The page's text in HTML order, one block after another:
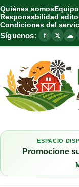
Quiénes somos
Responsabilidad
Condiciones del
Síguenos: f 𝕏 ☁
ESPACIO
Promocione